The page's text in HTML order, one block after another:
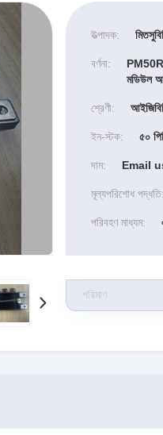
উত্পাদক:
বর্ণনা:
মডিউল
শ্রেণী:
ইন-স্টক: ৫০
দাম: Email
মূল্যপরিশোধ পদ্ধতি:
পরিবহণ মাধ্যম: